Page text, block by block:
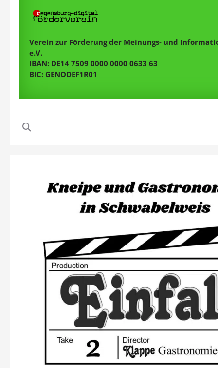
Verein zur Förderung der Meinungs- und
e.V.
IBAN: DE14 7509 0000 0000 0633 63
BIC: GENODEF1R01